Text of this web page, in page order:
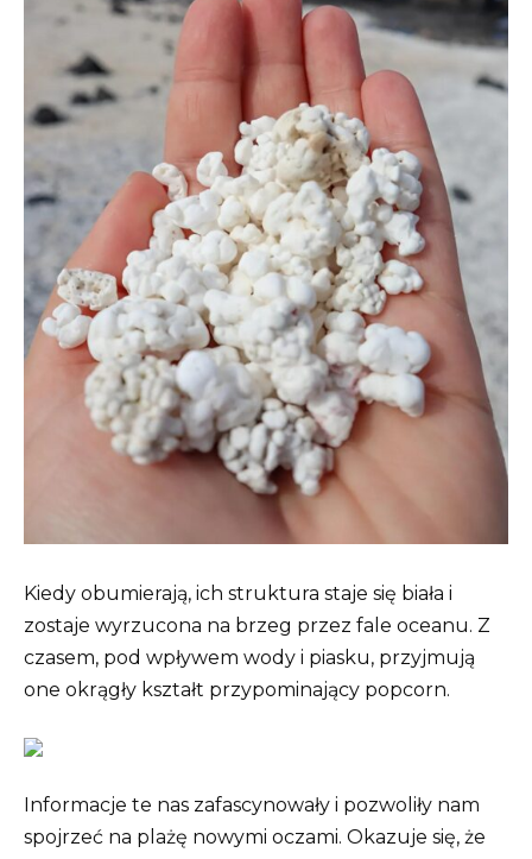
Kiedy obumierają, ich struktura staje się biała i
zostaje wyrzucona na brzeg przez fale oceanu. Z
czasem, pod wpływem wody i piasku, przyjmują
one okrągły kształt przypominający popcorn.
Informacje te nas zafascynowały i pozwoliły nam
spojrzeć na plażę nowymi oczami. Okazuje się, że